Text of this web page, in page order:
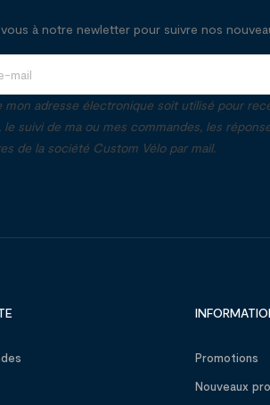
à notre newletter pour suivre nos
mon adresse électronique soit utilisé pour
le suivi de ma ou mes commandes, les
de la société Custom Vélo par mail.
Promotions
Nouveaux